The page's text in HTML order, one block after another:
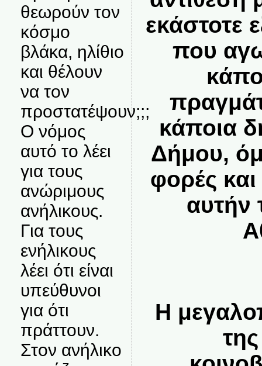
θεωρούν τον
κόσμο
βλάκα, ηλίθιο
και θέλουν
να τον
προστατέψουν;;;
Ο νόμος
αυτό το λέει
για τους
ανώριμους
ανήλικους.
Για τους
ενήλικους
λέει ότι είναι
υπεύθυνοι
για ότι
πράττουν.
Στον ανήλικο
εκάστοτε
που
κάποια
Δήμου,
φορές
αυτήν
Η